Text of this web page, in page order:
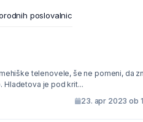
poslovalnic
telenovele, še ne pomeni, da
Hladetova je pod krit...
23. apr 2023 ob